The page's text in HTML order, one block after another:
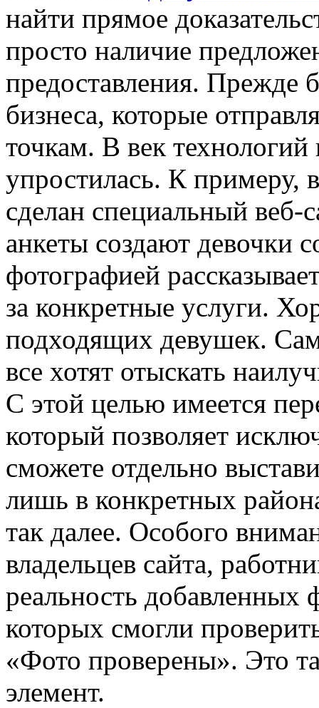
найти прямое
просто наличие
предоставления. Прежде
бизнеса, которые
точкам. В век технологий
упростилась. К примеру,
сделан специальный веб-
анкеты создают девочки
фотографией
за конкретные услуги.
подходящих девушек.
все хотят отыскать
С этой целью имеется
который позволяет
сможете отдельно
лишь в конкретных
так далее. Особого
владельцев сайта,
реальность добавленных
которых смогли
«Фото проверены». Это
элемент.